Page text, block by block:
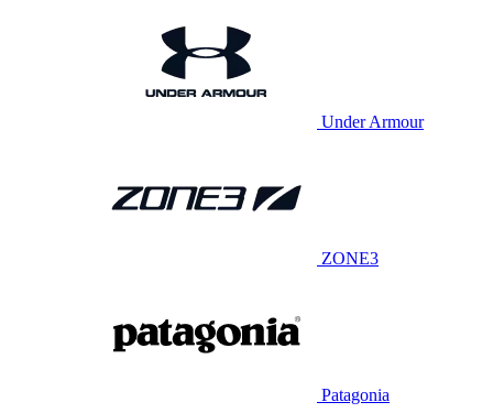
Under Armour
ZONE3
Patagonia